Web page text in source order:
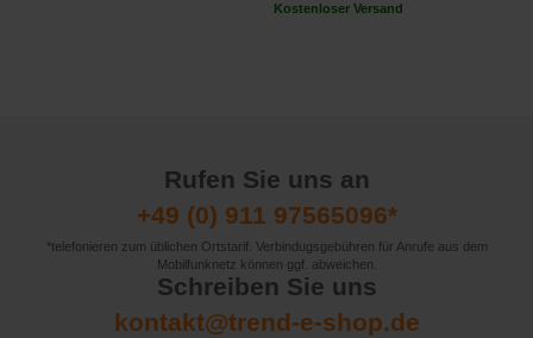
Kostenloser Versand
Rufen Sie uns an
+49 (0) 911 97565096*
*telefonieren zum üblichen Ortstarif. Verbindugsgebühren für Anrufe aus dem
Mobilfunknetz können ggf. abweichen.
Schreiben Sie uns
kontakt@trend-e-shop.de